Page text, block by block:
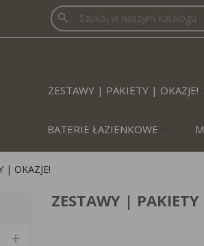
search
ZESTAWY | PAKIETY | OKAZJE!
BATERIE ŁAZIENKOWE
| OKAZJE!
add
ZESTAWY |